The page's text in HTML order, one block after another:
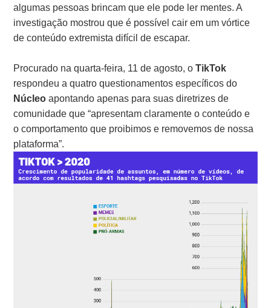
algumas pessoas brincam que ele pode ler mentes. A
investigação mostrou que é possível cair em um vórtice
de conteúdo extremista difícil de escapar.
Procurado na quarta-feira, 11 de agosto, oTikTok
respondeu a quatro questionamentos específicos do
Núcleo apontando apenas para suas diretrizes de
comunidade que “apresentam claramente o conteúdo e
o comportamento que proibimos e removemos de nossa
plataforma”.